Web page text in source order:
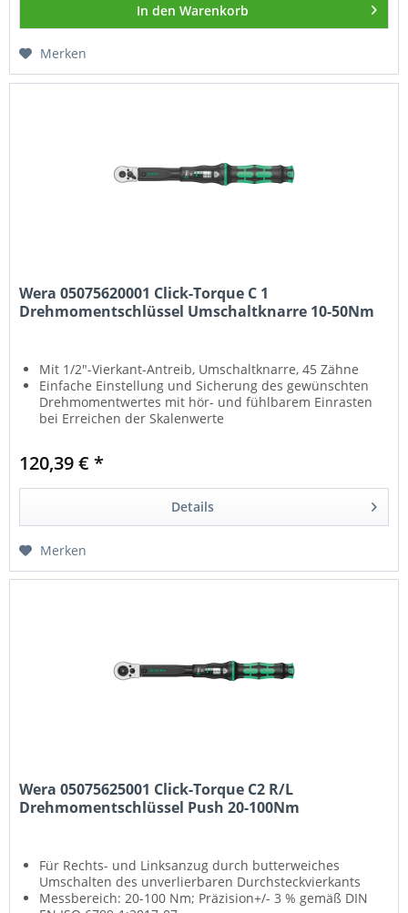
In den Warenkorb
Merken
Wera 05075620001 Click-Torque C 1
Drehmomentschlüssel Umschaltknarre 10-50Nm
Mit 1/2"-Vierkant-Antreib, Umschaltknarre, 45 Zähne
Einfache Einstellung und Sicherung des gewünschten
Drehmomentwertes mit hör- und fühlbarem Einrasten
bei Erreichen der Skalenwerte
aus
EN ISO 6789-1:2017-07
Ergonomischer 2-Komponenten Griff für den
120,39 € *
Details
Merken
Wera 05075625001 Click-Torque C2 R/L
Drehmomentschlüssel Push 20-100Nm
Für Rechts- und Linksanzug durch butterweiches
Umschalten des unverlierbaren Durchsteckvierkants
Messbereich: 20-100 Nm; Präzision+/- 3 % gemäß DIN